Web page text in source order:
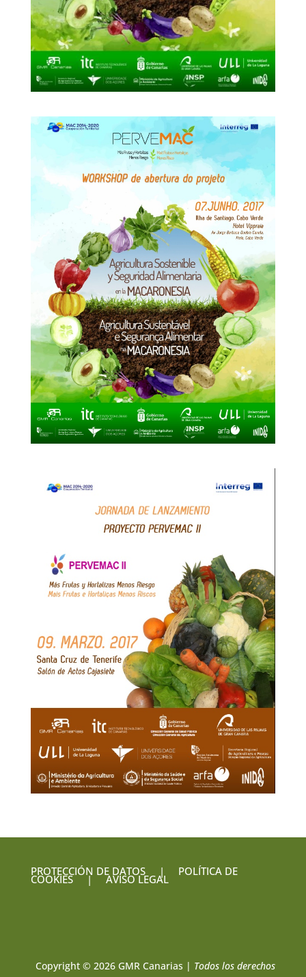
PROTECCIÓN DE DATOS| POLÍTICA DE
COOKIES|AVISO LEGAL
Copyright © 2026 GMR Canarias | Todos los derechos